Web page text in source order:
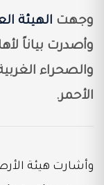
وجهت الهيئة
وأصدرت بياناً
والصحراء
الأحمر.
وأشارت هيئة